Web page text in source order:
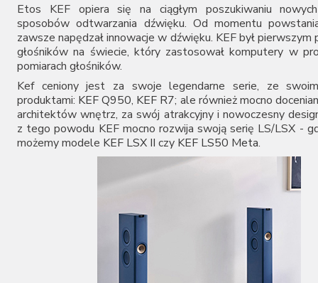
Etos KEF opiera się na ciągłym poszukiwaniu
sposobów odtwarzania dźwięku. Od momentu
zawsze napędzał innowacje w dźwięku. KEF był pierwszym
głośników na świecie, który zastosował komputery w
pomiarach głośników.
Kef ceniony jest za swoje legendarne serie, ze
produktami: KEF Q950, KEF R7; ale również mocno
architektów wnętrz, za swój atrakcyjny i nowoczesny
z tego powodu KEF mocno rozwija swoją serię LS/LSX -
możemy modele KEF LSX II czy KEF LS50 Meta.